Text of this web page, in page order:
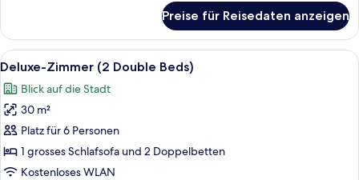
Zimmer,
1 King-
Bett,
Preise für Reisedaten anzeigen
Alle
Fotos
für
Deluxe-
Zimmer
(2
Double
Ein Hotelzimmer mit zwei Betten,
7
Deluxe-Zimmer (2 Double Beds)
Blick auf die Stadt
30 m²
Platz für 6 Personen
1 grosses Schlafsofa und 2 Doppelbetten
Kostenloses WLAN